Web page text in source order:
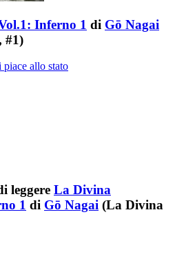
Inferno 1 di Gō Nagai
#1)
allo stato
leggere La Divina
1 di Gō Nagai (La Divina